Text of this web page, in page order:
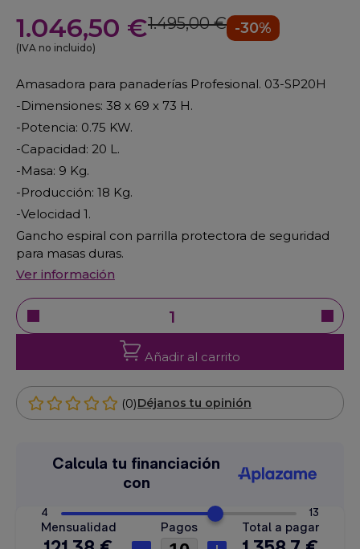
1.046,50 €1.495,00 € -30%
(IVA no incluido)
Amasadora para panaderías Profesional. 03-SP20H
-Dimensiones: 38 x 69 x 73 H.
-Potencia: 0.75 KW.
-Capacidad: 20 L.
-Masa: 9 Kg.
-Producción: 18 Kg.
-Velocidad 1.
Gancho espiral con parrilla protectora de seguridad
para masas duras.
Ver información
Añadir al carrito
(0)Déjanos tu opinión